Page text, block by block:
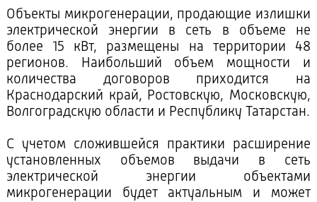
Объекты микрогенерации, продающие излишки
электрической энергии в сеть в объеме не
более 15 кВт, размещены на территории 48
регионов. Наибольший объем мощности и
количества договоров приходится на
Краснодарский край, Ростовскую, Московскую,
Волгоградскую области и Республику Татарстан.
С учетом сложившейся практики расширение
установленных объемов выдачи в сеть
электрической энергии объектами
микрогенерации будет актуальным и может